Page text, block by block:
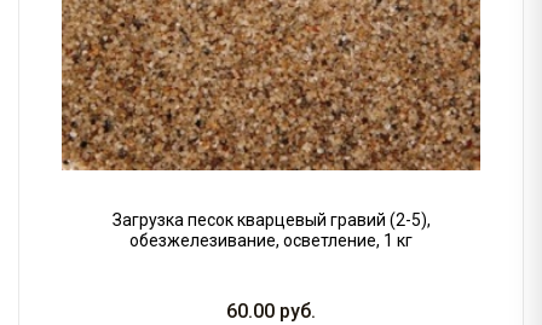
Загрузка песок кварцевый гравий (2-5),
обезжелезивание, осветление, 1 кг
60.00 руб.